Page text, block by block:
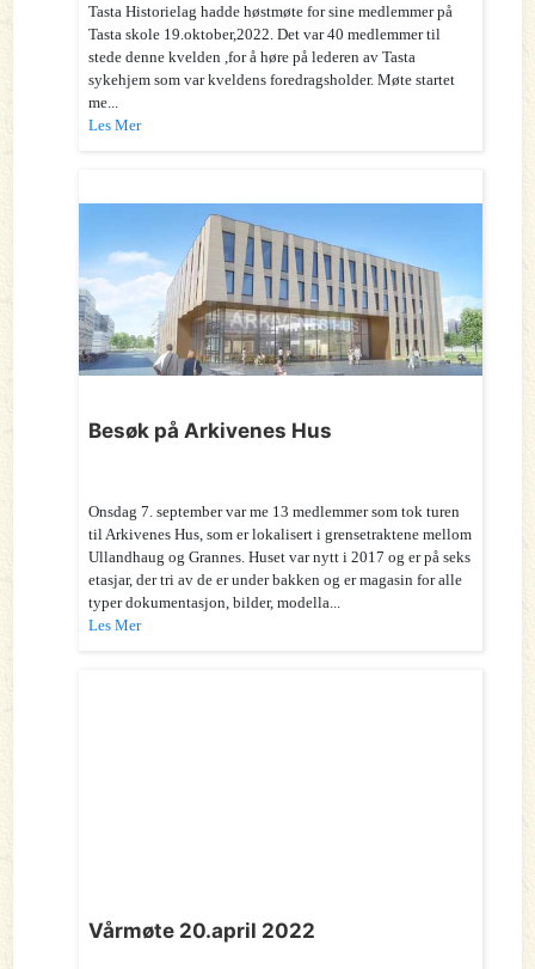
Tasta Historielag hadde høstmøte for sine medlemmer på
Tasta skole 19.oktober,2022. Det var 40 medlemmer til
stede denne kvelden ,for å høre på lederen av Tasta
sykehjem som var kveldens foredragsholder. Møte startet
me...
Les Mer
Besøk på Arkivenes Hus
Onsdag 7. september var me 13 medlemmer som tok turen
til Arkivenes Hus, som er lokalisert i grensetraktene mellom
Ullandhaug og Grannes. Huset var nytt i 2017 og er på seks
etasjar, der tri av de er under bakken og er magasin for alle
typer dokumentasjon, bilder, modella...
Les Mer
Vårmøte 20.april 2022